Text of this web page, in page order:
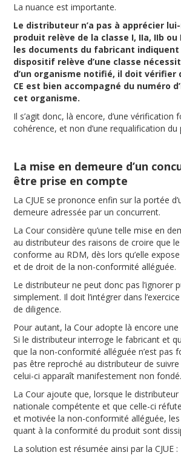
La nuance est importante.
Le distributeur n’a pas à apprécier
produit relève de la classe I, IIa, IIb ou
les documents du fabricant indiquent
dispositif relève d’une classe
d’un organisme notifié, il doit vérifier
CE est bien accompagné du numéro
cet organisme.
Il s’agit donc, là encore, d’une vérification
cohérence, et non d’une requalification du
La mise en demeure d’un
être prise en compte
La CJUE se prononce enfin sur la portée
demeure adressée par un concurrent.
La Cour considère qu’une telle mise en
au distributeur des raisons de croire que le
conforme au RDM, dès lors qu’elle
et de droit de la non-conformité alléguée.
Le distributeur ne peut donc pas l’ignorer
simplement. Il doit l’intégrer dans
de diligence.
Pour autant, la Cour adopte là encore
Si le distributeur interroge le fabricant et
que la non-conformité alléguée n’est pas
pas être reproché au distributeur de
celui-ci apparaît manifestement non fondé.
La Cour ajoute que, lorsque le distributeur
nationale compétente et que celle-ci
et motivée la non-conformité alléguée,
quant à la conformité du produit sont
La solution est résumée ainsi par la CJUE :